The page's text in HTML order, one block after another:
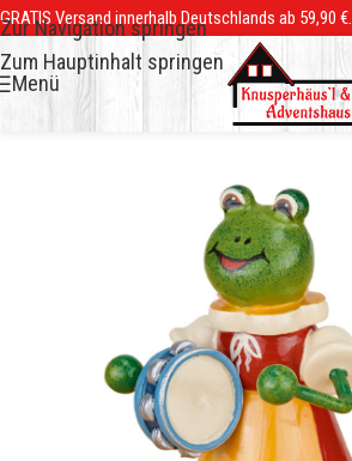
Zur Navigation springen
Zum Hauptinhalt springen
GRATIS Versand innerhalb Deutschlands ab 59,90 €.
Menü